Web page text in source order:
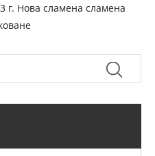
г. Нова сламена сламена